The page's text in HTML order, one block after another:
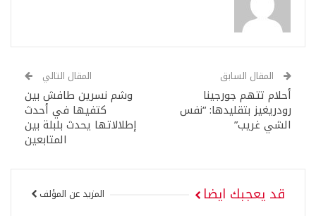
المقال السابق
أحلام تتهم جورجينا
رودريغيز بتقليدها: “نفس
الشي غريب”
المقال التالي
وشم نسرين طافش بين
كتفيها في أحدث
إطلالاتها يحدث بلبلة بين
المتابعين
قد يعجبك ايضا المزيد عن المؤلف